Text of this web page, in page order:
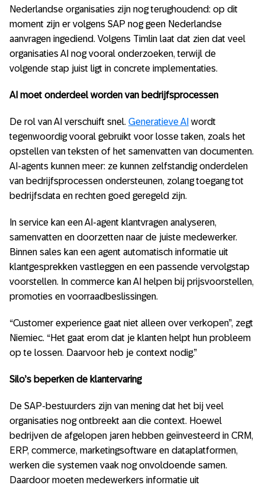
Nederlandse organisaties zijn nog terughoudend: op dit
moment zijn er volgens SAP nog geen Nederlandse
aanvragen ingediend. Volgens Timlin laat dat zien dat veel
organisaties AI nog vooral onderzoeken, terwijl de
volgende stap juist ligt in concrete implementaties.
AI moet onderdeel worden van bedrijfsprocessen
De rol van AI verschuift snel. Generatieve AI wordt
tegenwoordig vooral gebruikt voor losse taken, zoals het
opstellen van teksten of het samenvatten van documenten.
AI-agents kunnen meer: ze kunnen zelfstandig onderdelen
van bedrijfsprocessen ondersteunen, zolang toegang tot
bedrijfsdata en rechten goed geregeld zijn.
In service kan een AI-agent klantvragen analyseren,
samenvatten en doorzetten naar de juiste medewerker.
Binnen sales kan een agent automatisch informatie uit
klantgesprekken vastleggen en een passende vervolgstap
voorstellen. In commerce kan AI helpen bij prijsvoorstellen,
promoties en voorraadbeslissingen.
“Customer experience gaat niet alleen over verkopen”, zegt
Niemiec. “Het gaat erom dat je klanten helpt hun probleem
op te lossen. Daarvoor heb je context nodig.”
Silo’s beperken de klantervaring
De SAP-bestuurders zijn van mening dat het bij veel
organisaties nog ontbreekt aan die context. Hoewel
bedrijven de afgelopen jaren hebben geïnvesteerd in CRM,
ERP, commerce, marketingsoftware en dataplatformen,
werken die systemen vaak nog onvoldoende samen.
Daardoor moeten medewerkers informatie uit